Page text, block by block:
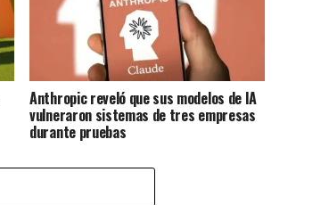
Anthropic reveló que sus modelos de IA
vulneraron sistemas de tres empresas
durante pruebas